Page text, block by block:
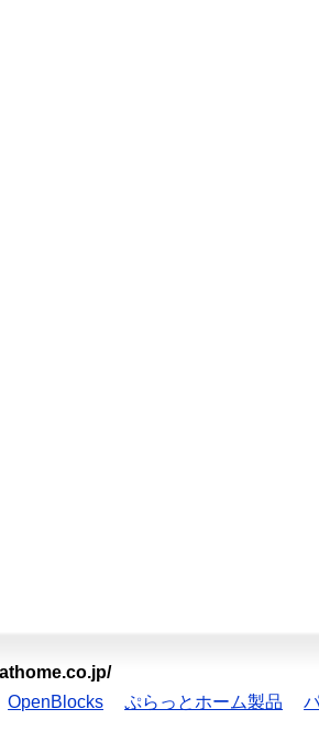
OpenBlocks ぷらっとホーム製品